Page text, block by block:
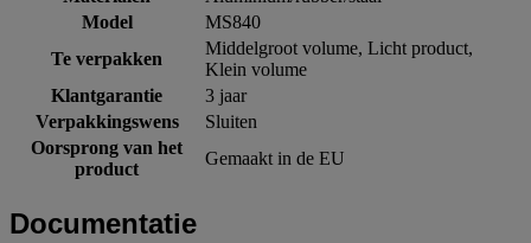
Model
MS840
Te verpakken
Middelgroot volume, Licht product,
Klein volume
Klantgarantie
3 jaar
Verpakkingswens
Sluiten
Oorsprong van het
product
Gemaakt in de EU
Documentatie